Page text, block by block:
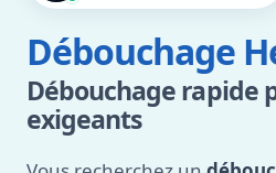
Débouchage
Débouchage rapide
exigeants